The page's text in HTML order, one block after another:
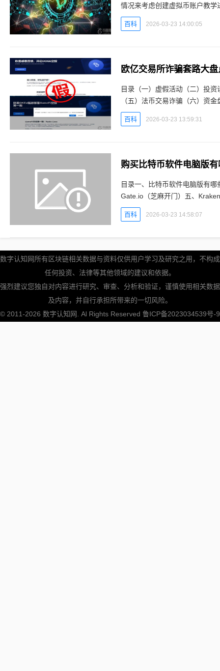
情况来考虑创建虚拟币账户教
骤2.下载币安app3. 完成身份验
百科 2026-03-23 14:00:05
欧亿交易所诈骗套路大
目录（一）虚假活动（二）投
（五）法币交易诈骗（六）资
户安全信息要保密②请注意甄别
百科 2026-03-23 13:59:31
购买比特币软件电脑版
目录一、比特币软件电脑版有
Gate.io（芝麻开门）五、
Uniswap（去中心化交
百科 2026-03-23 14:58:07
数字认知网所有区块链相关数据与资料仅供用户学习及研究之用，不构成
任何投资、法律等其他领域的建议和依据。
强烈建议您独自对内容进行研究、审查、分析和验证，谨慎使用相关数据
及内容，并自行承担所带来的一切风险。
© 2011-2026 数字认知网 . Al Rights Reserved 鲁ICP备2023034539号-9